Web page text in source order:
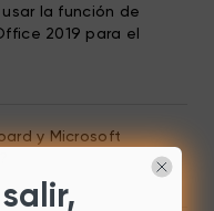
la función de
2019 para el
y Microsoft